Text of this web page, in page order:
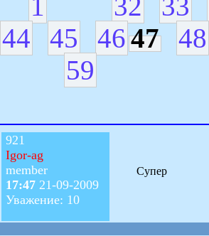
44
45 4647 48
59
921
Igor-ag
member
17:47 21-09-2009
Уважение: 10
Супер